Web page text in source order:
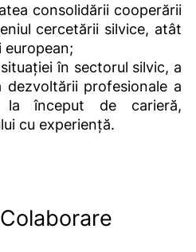
consolidării cooperării
cercetării silvice, atât
european;
în sectorul silvic, a
profesionale a
la început de carieră,
cu experiență.